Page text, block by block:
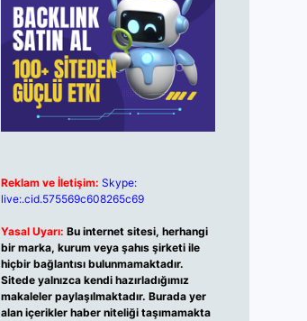
Reklam ve İletişim: Skype:
live:.cid.575569c608265c69
Yasal Uyarı: Bu internet sitesi, herhangi
bir marka, kurum veya şahıs şirketi ile
hiçbir bağlantısı bulunmamaktadır.
Sitede yalnızca kendi hazırladığımız
makaleler paylaşılmaktadır. Burada yer
alan içerikler haber niteliği taşımamakta